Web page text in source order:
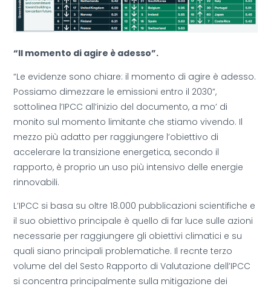
“Il momento di agire è adesso”.
“Le evidenze sono chiare: il momento di agire è adesso.
Possiamo dimezzare le emissioni entro il 2030”,
sottolinea l’IPCC all’inizio del documento, a mo’ di
monito sul momento limitante che stiamo vivendo. Il
mezzo più adatto per raggiungere l’obiettivo di
accelerare la transizione energetica, secondo il
rapporto, è proprio un uso più intensivo delle energie
rinnovabili.
L’IPCC si basa su oltre 18.000 pubblicazioni scientifiche e
il suo obiettivo principale è quello di far luce sulle azioni
necessarie per raggiungere gli obiettivi climatici e su
quali siano principali problematiche. Il recnte terzo
volume del del Sesto Rapporto di Valutazione dell’IPCC
si concentra principalmente sulla mitigazione dei